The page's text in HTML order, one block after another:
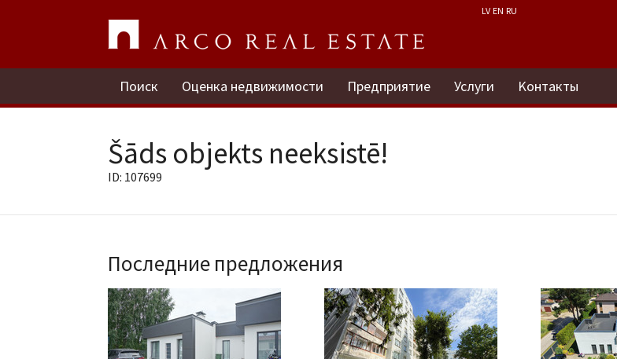
LV EN RU
Поиск Оценка недвижимости Предприятие Услуги Kонтакты
Šāds objekts neeksistē!
ID: 107699
Последние предложения